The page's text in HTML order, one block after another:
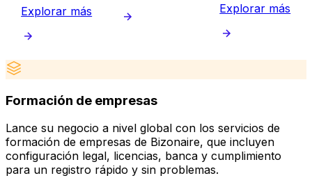
Explorar más Explorar más
Formación de empresas
Lance su negocio a nivel global con los servicios de
formación de empresas de Bizonaire, que incluyen
configuración legal, licencias, banca y cumplimiento
para un registro rápido y sin problemas.